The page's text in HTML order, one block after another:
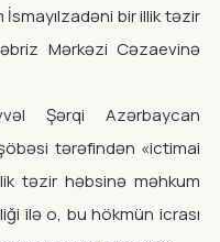
İsmayılzadəni bir illik təzir
Mərkəzi Cəzaevinə
Şərqi Azərbaycan
tərəfindən «ictimai
təzir həbsinə məhkum
ilə o, bu hökmün icrası